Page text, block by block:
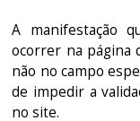
A manifestação
ocorrer na página
não no campo
de impedir a
no site.